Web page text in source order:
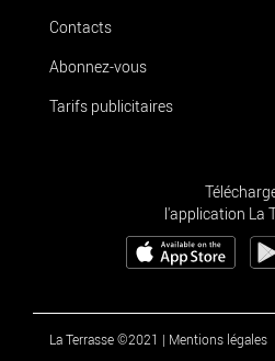
Contacts
Abonnez-vous
Tarifs publicitaires
l'application La
La Terrasse ©2021 | Mentions légales